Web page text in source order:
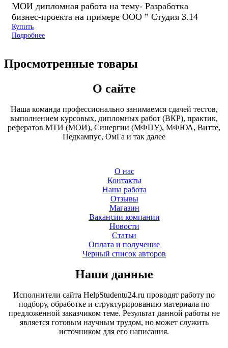
МОИ дипломная работа на тему- Разработка
бизнес-проекта на примере ООО ” Студия 3.14
Купить
Подробнее
Просмотренные товары
О сайте
Наша команда профессионально занимаемся сдачей тестов,
выполнением курсовых, дипломных работ (ВКР), практик,
рефератов МТИ (МОИ), Синергии (МФПУ), МФЮА, Витте,
Педкампус, ОмГа и так далее
О нас
Контакты
Наша работа
Отзывы
Магазин
Вакансии компании
Новости
Статьи
Оплата и получение
Черный список авторов
Наши данные
Исполнители сайта HelpStudentu24.ru проводят работу по
подбору, обработке и структурированию материала по
предложенной заказчиком теме. Результат данной работы не
является готовым научным трудом, но может служить
источником для его написания.